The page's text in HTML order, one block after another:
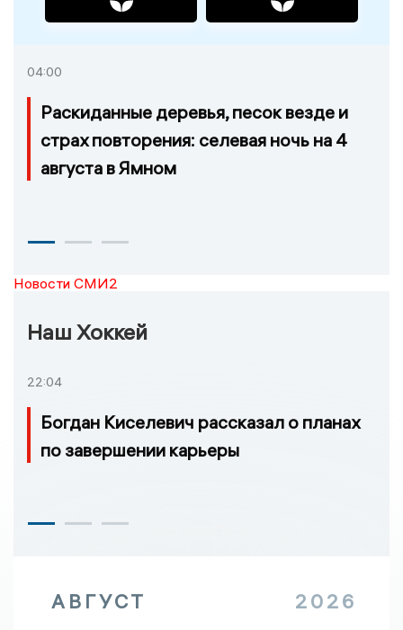
04:00
Раскиданные деревья, песок везде и
страх повторения: селевая ночь на 4
августа в Ямном
Новости СМИ2
Наш Хоккей
22:04
Богдан Киселевич рассказал о планах
по завершении карьеры
АВГУСТ 2026